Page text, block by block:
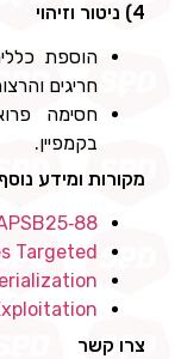
4) ניטור וזיהוי
הוספת
חריגים
חסימה
בקמפיין.
מקורות ומידע נוסף
Targeted
צרו קשר